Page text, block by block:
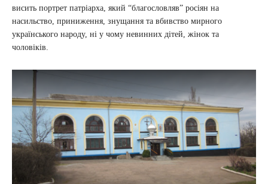
висить портрет патріарха, який “благословляв” росіян на
насильство, приниження, знущання та вбивство мирного
українського народу, ні у чому невинних дітей, жінок та
чоловіків.